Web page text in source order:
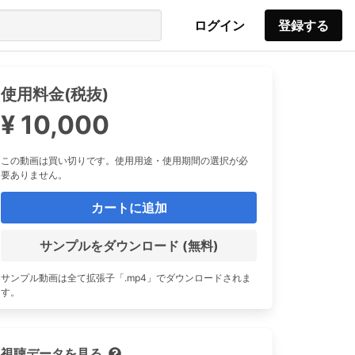
ログイン 登録する
使用料金(税抜)
¥ 10,000
この動画は買い切りです。使用用途・使用期間の選択が必
要ありません。
カートに追加
サンプルをダウンロード (無料)
サンプル動画は全て拡張子「.mp4」でダウンロードされま
す。